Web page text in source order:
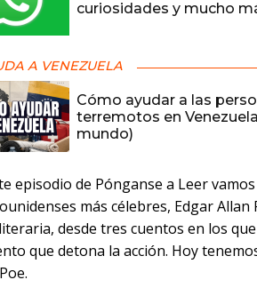
curiosidades y mucho
A VENEZUELA
Cómo ayudar a las
terremotos en
mundo)
episodio de Pónganse a Leer
más célebres, Edgar Allan
desde tres cuentos en los
que detona la acción. Hoy